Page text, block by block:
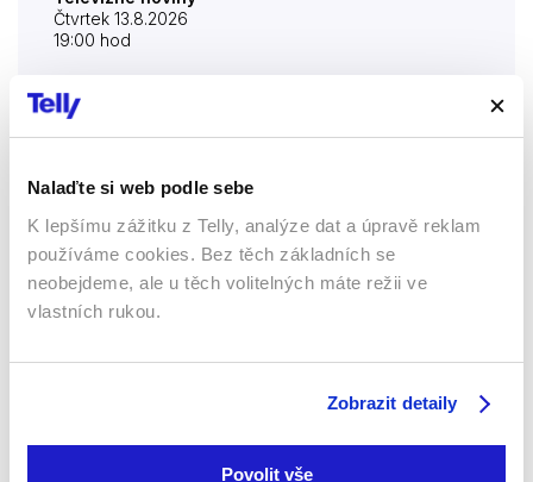
Nalaďte si web podle sebe
K lepšímu zážitku z Telly, analýze dat a úpravě reklam
používáme cookies. Bez těch základních se
neobejdeme, ale u těch volitelných máte režii ve
vlastních rukou.
Zobrazit detaily
Povolit vše
Čtvrtek 13.8.2026
19:00 hod
Pátek 14.8.2026
Televízne noviny
19:00 hod